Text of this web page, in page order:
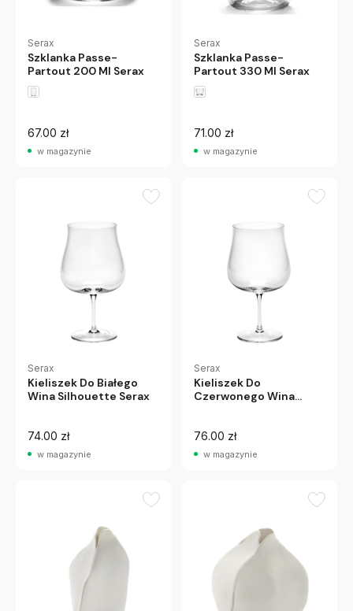
Serax
Szklanka Passe-
Partout 200 Ml Serax
67.00 zł
w magazynie
Serax
Szklanka Passe-
Partout 330 Ml Serax
71.00 zł
w magazynie
Serax
Kieliszek Do Białego
Wina Silhouette Serax
74.00 zł
w magazynie
Serax
Kieliszek Do
Czerwonego Wina
76.00 zł
w magazynie